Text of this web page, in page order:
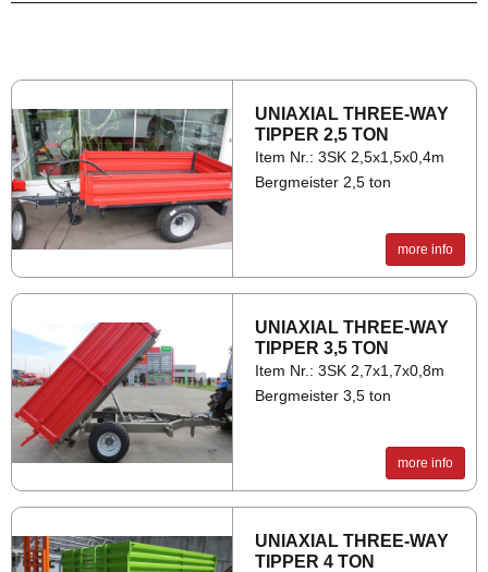
A
0,86 m
E 1,40 m
F
UNI­AXIAL THREE-WAY
TIP­PER 2,5 TON
Item Nr.: 3SK 2,5x1,5x0,4m
Bergmeister 2,5 ton
more info
UNI­AXIAL THREE-WAY
TIP­PER 3,5 TON
Item Nr.: 3SK 2,7x1,7x0,8m
Bergmeister 3,5 ton
more info
UNI­AXIAL THREE-WAY
TIP­PER 4 TON